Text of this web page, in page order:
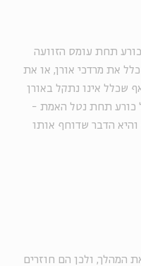
תחת עומס הזוועה
את מרדכי אורן, או את
שכלל אינו נתקל באורן
כורע תחת נטל האמת -
הדבר שדוחף אותו
המהלך, ולכן הם חוזרים